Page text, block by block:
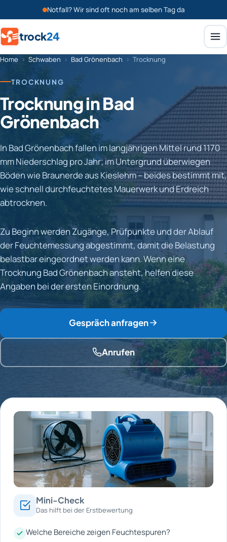
Notfall? Wir sind oft noch am selben Tag da
trock24
Home › Schwaben › Bad Grönenbach › Trocknung
TROCKNUNG
Trocknung in Bad
Grönenbach
In Bad Grönenbach fallen im langjährigen Mittel rund 1170
mm Niederschlag pro Jahr; im Untergrund überwiegen
Böden wie Braunerde aus Kieslehm – beides bestimmt mit,
wie schnell durchfeuchtetes Mauerwerk und Erdreich
abtrocknen.
Zu Beginn werden Zugänge, Prüfpunkte und der Ablauf
der Feuchtemessung abgestimmt, damit die Belastung
belastbar eingeordnet werden kann. Wenn eine
Trocknung Bad Grönenbach ansteht, helfen diese
Angaben bei der ersten Einordnung.
Gespräch anfragen
Anrufen
Mini-Check
Das hilft bei der Erstbewertung
Welche Bereiche zeigen Feuchtespuren?